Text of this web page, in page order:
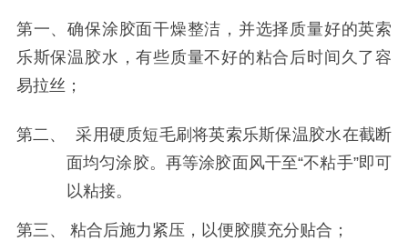
第一、确保涂胶面干燥整洁，并选择质量好的英索
乐斯保温胶水，有些质量不好的粘合后时间久了容
易拉丝；
第二、 采用硬质短毛刷将英索乐斯保温胶水在截断
面均匀涂胶。再等涂胶面风干至“不粘手”即可
以粘接。
第三、 粘合后施力紧压，以便胶膜充分贴合；